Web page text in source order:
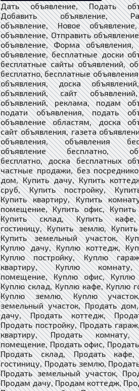
Дать объявление, Подать
Добавить объявление,
объявление, Новое
объявление, Отправить
объявление, Форма объявления,
объявление, бесплатные доски
бесплатные сайты объявлений,
бесплатно, бесплатные
объявления, доска
объявлений, сайт
объявлений, реклама, подам
подати объявления, подать
объявление областям, доска
сайт объявления, газета
объявления, объявления
объявление бесплатно,
бесплатно, доска бесплатных
частные продажи, без
дом, Купить дачу, Купить
сруб, Купить постройку,
Купить квартиру, Купить
помещение, Купить офис, Купить
Купить склад, Купить
гостиницу, Купить землю,
Купить земельный участок,
Куплю дачу, Куплю коттедж,
Куплю постройку, Куплю
квартиру, Куплю
помещение, Куплю офис, Куплю
Куплю склад, Куплю кафе, Куплю
Куплю землю, Куплю
земельный участок, Продать
дачу, Продать коттедж,
Продать постройку, Продать
квартиру, Продать комнату,
помещение, Продать офис,
Продать склад, Продать кафе,
гостиницу, Продать землю,
Продать земельный участок,
Продам дачу, Продам коттедж,